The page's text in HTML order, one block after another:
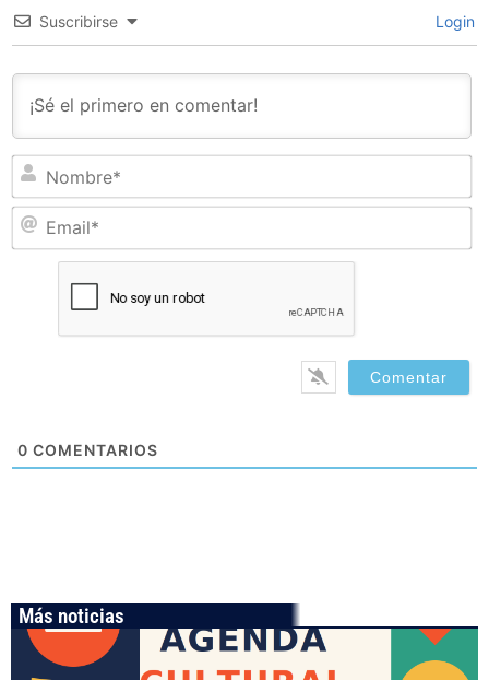
Suscribirse Login
0 COMENTARIOS
Más noticias